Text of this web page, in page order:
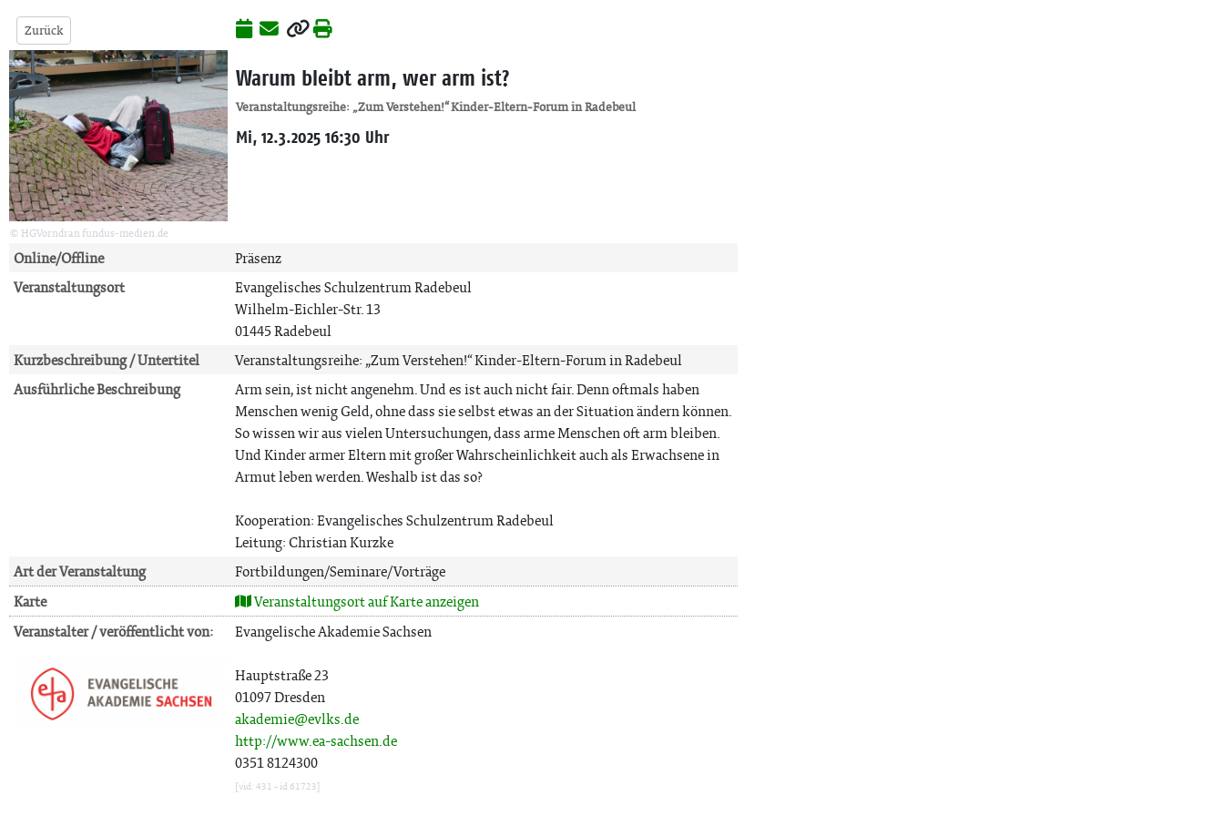
Zurück
© HGVorndran fundus-medien.de
Warum bleibt arm, wer arm ist?
Veranstaltungsreihe: „Zum Verstehen!“ Kinder-Eltern-Forum in Radebeul
Mi, 12.3.2025 16:30 Uhr
Online/Offline
Präsenz
Veranstaltungsort
Evangelisches Schulzentrum Radebeul
Wilhelm-Eichler-Str. 13
01445 Radebeul
Kurzbeschreibung / Untertitel
Veranstaltungsreihe: „Zum Verstehen!“ Kinder-Eltern-Forum in Radebeul
Ausführliche Beschreibung
Arm sein, ist nicht angenehm. Und es ist auch nicht fair. Denn oftmals haben
Menschen wenig Geld, ohne dass sie selbst etwas an der Situation ändern können.
So wissen wir aus vielen Untersuchungen, dass arme Menschen oft arm bleiben.
Und Kinder armer Eltern mit großer Wahrscheinlichkeit auch als Erwachsene in
Armut leben werden. Weshalb ist das so?
Kooperation: Evangelisches Schulzentrum Radebeul
Leitung: Christian Kurzke
Art der Veranstaltung
Fortbildungen/Seminare/Vorträge
Karte
Veranstaltungsort auf Karte anzeigen
Veranstalter / veröffentlicht von:
Evangelische Akademie Sachsen
Hauptstraße 23
01097 Dresden
akademie@evlks.de
http://www.ea-sachsen.de
0351 8124300
[vid: 431 - id 61723]